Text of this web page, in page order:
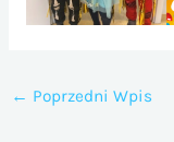
← Poprzedni Wpis